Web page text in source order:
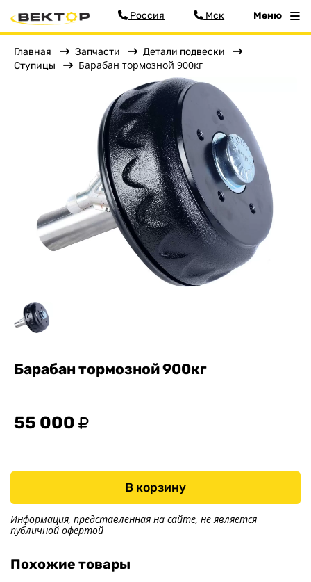
Меню
Главная
Прицепы
Запчасти
Аксессуары
Детали подвески
Детали кузова
Колёса
Кронштейны, ролики
Другое
Получить прицеп
Статьи
Оплата
Фильтр
Россия Мск Меню
Главная Запчасти
Детали подвески
Ступицы
Барабан тормозной 900кг
Барабан тормозной 900кг
55 000
В корзину
Информация, представленная на сайте, не является
публичной офертой
Похожие товары